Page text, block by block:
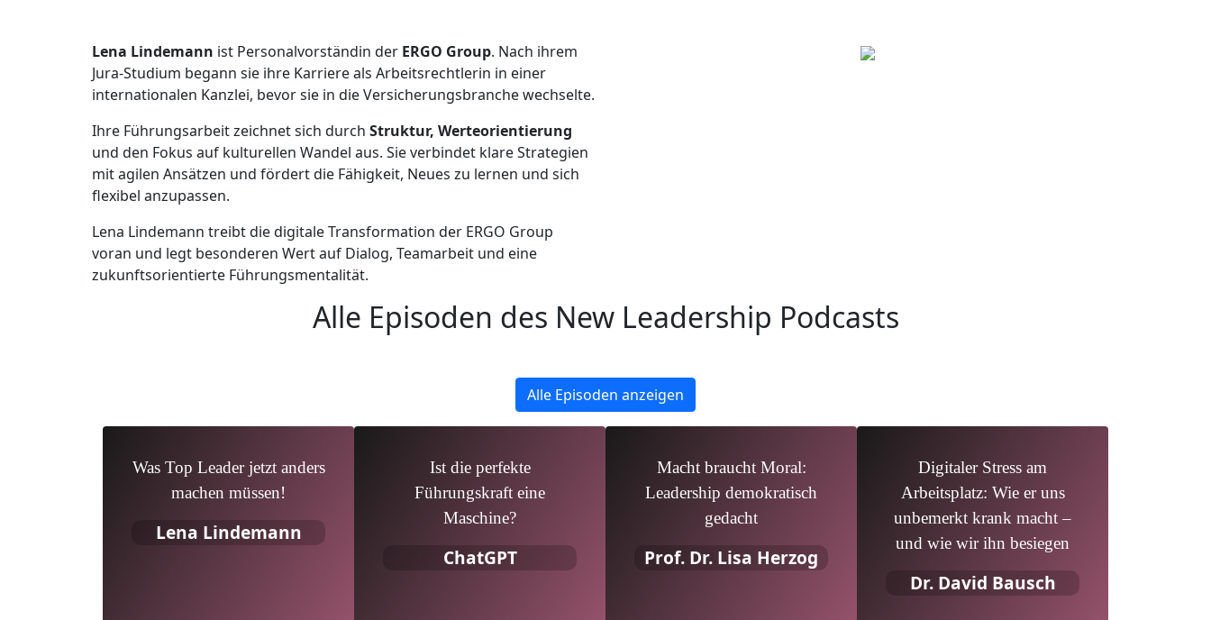
Lena Lindemann ist Personalvorständin der ERGO Group. Nach ihrem
Jura-Studium begann sie ihre Karriere als Arbeitsrechtlerin in einer
internationalen Kanzlei, bevor sie in die Versicherungsbranche wechselte.
Ihre Führungsarbeit zeichnet sich durch Struktur, Werteorientierung
und den Fokus auf kulturellen Wandel aus. Sie verbindet klare Strategien
mit agilen Ansätzen und fördert die Fähigkeit, Neues zu lernen und sich
flexibel anzupassen.
Lena Lindemann treibt die digitale Transformation der ERGO Group
voran und legt besonderen Wert auf Dialog, Teamarbeit und eine
zukunftsorientierte Führungsmentalität.
Alle Episoden des New Leadership Podcasts
Alle Episoden anzeigen
Was Top Leader jetzt anders
machen müssen!
Lena Lindemann
Ist die perfekte
Führungskraft eine
Maschine?
ChatGPT
Macht braucht Moral:
Leadership demokratisch
gedacht
Prof. Dr. Lisa Herzog
Digitaler Stress am
Arbeitsplatz: Wie er uns
unbemerkt krank macht –
und wie wir ihn besiegen
Dr. David Bausch